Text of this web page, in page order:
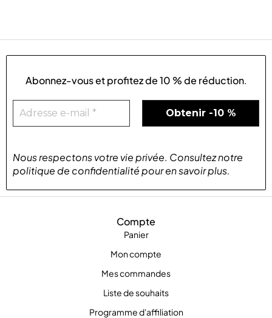
Compte
Panier
Mon compte
Mes commandes
Liste de souhaits
Programme d'affiliation
Abonnez-vous et profitez de10 % de réduction.
Nous respectons votre vie privée. Consultez notre
politique de confidentialitépouren savoir plus.